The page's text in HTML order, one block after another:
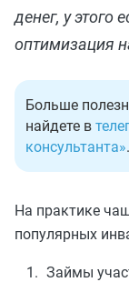
денег, у этого
оптимизация
Больше
найдете в
консультанта».
На практике
популярных
Займы